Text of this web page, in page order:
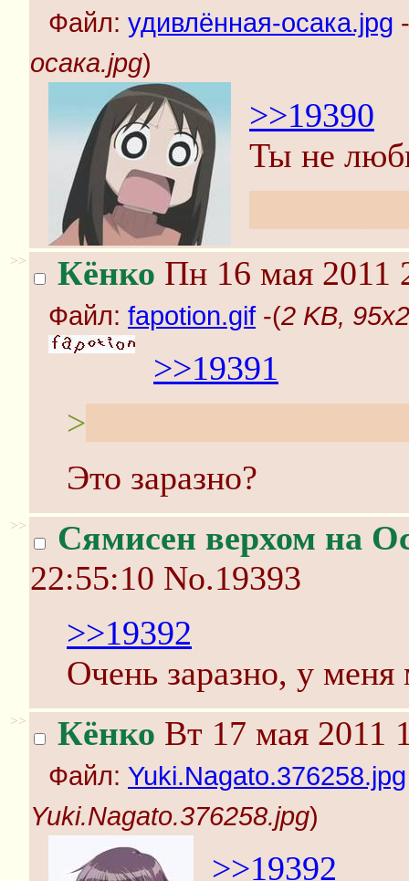
Файл: удивлённая-осака.jpg
осака.jpg)
>>19390
Ты не
>> Кёнко Пн 16 мая 2011
Файл: fapotion.gif -(2 KB,
>>19391
>
Это заразно?
>>
Сямисен верхом на
22:55:10 No.19393
>>19392
Очень заразно, у меня
>> Кёнко Вт 17 мая 2011
Файл: Yuki.Nagato.376258.jpg
Yuki.Nagato.376258.jpg)
>>19392